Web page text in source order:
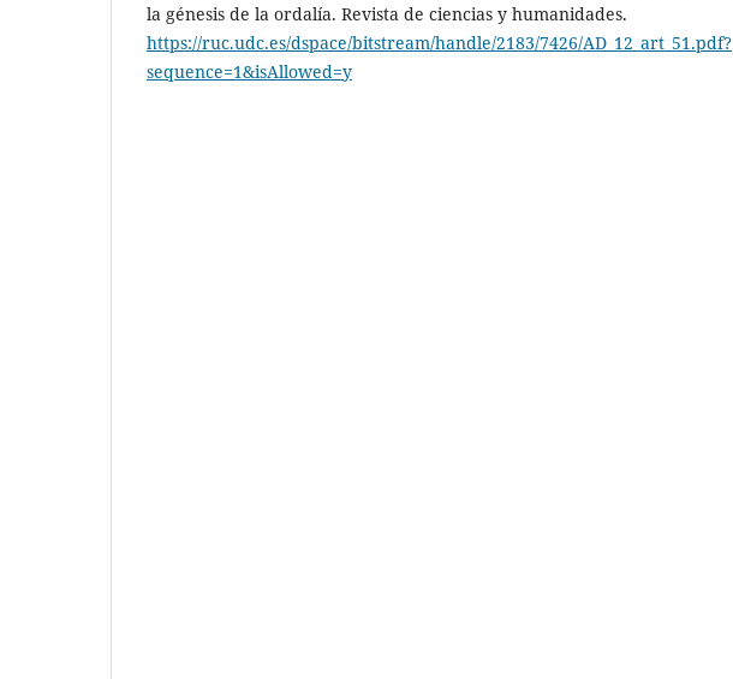
la génesis de la ordalía. Revista de ciencias y humanidades.
https://ruc.udc.es/dspace/bitstream/handle/2183/7426/AD_12_art_51.pdf?
sequence=1&isAllowed=y